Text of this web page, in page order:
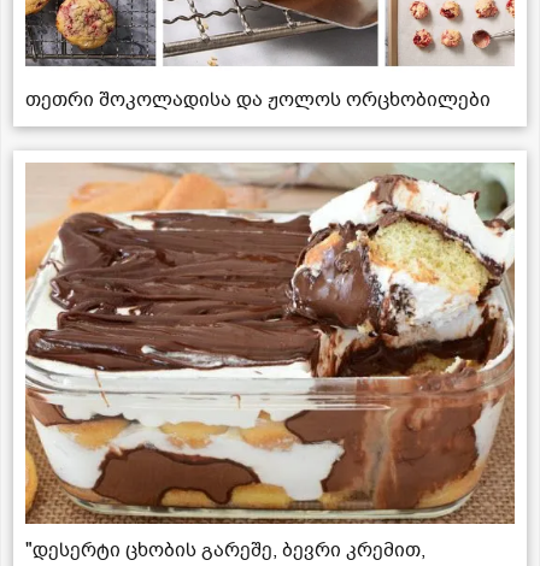
თეთრი შოკოლადისა და ჟოლოს ორცხობილები
"დესერტი ცხობის გარეშე, ბევრი კრემით,